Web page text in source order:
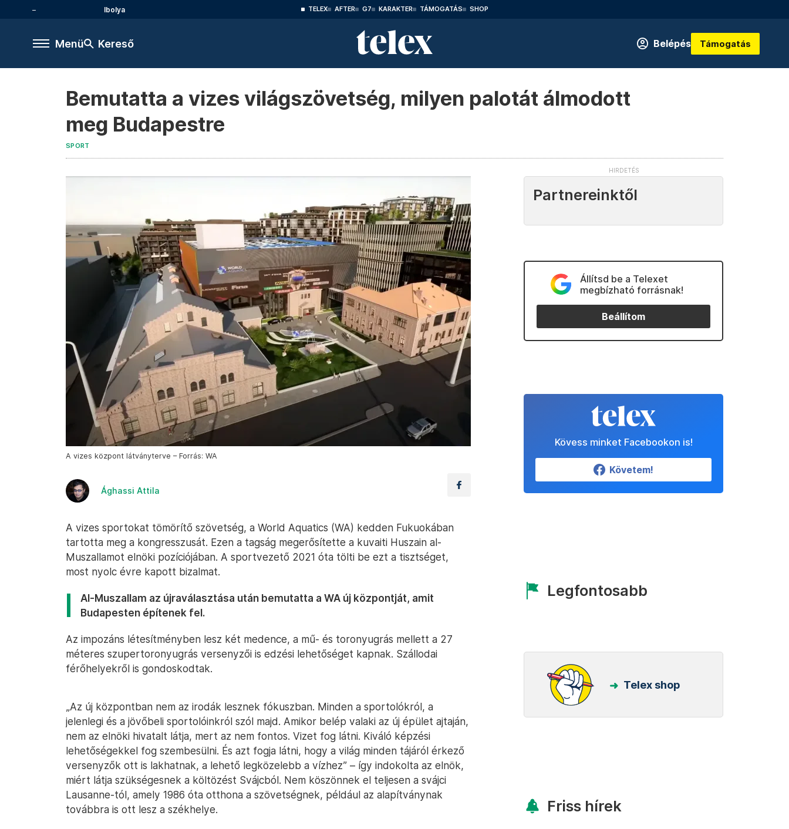
Ibolya TELEX AFTER G7 KARAKTER TÁMOGATÁS SHOP
Menü Kereső Belépés Támogatás
Bemutatta a vizes világszövetség, milyen palotát álmodott
meg Budapestre
SPORT
A vizes központ látványterve – Forrás: WA
Ághassi Attila
A vizes sportokat tömörítő szövetség, a World Aquatics (WA) kedden Fukuokában
tartotta meg a kongresszusát. Ezen a tagság megerősítette a kuvaiti Huszain al-
Muszallamot elnöki pozíciójában. A sportvezető 2021 óta tölti be ezt a tisztséget,
most nyolc évre kapott bizalmat.
Al-Muszallam az újraválasztása után bemutatta a WA új központját, amit
Budapesten építenek fel.
Az impozáns létesítményben lesz két medence, a mű- és toronyugrás mellett a 27
méteres szupertoronyugrás versenyzői is edzési lehetőséget kapnak. Szállodai
férőhelyekről is gondoskodtak.
„Az új központban nem az irodák lesznek fókuszban. Minden a sportolókról, a
jelenlegi és a jövőbeli sportolóinkról szól majd. Amikor belép valaki az új épület ajtaján,
nem az elnöki hivatalt látja, mert az nem fontos. Vizet fog látni. Kiváló képzési
lehetőségekkel fog szembesülni. És azt fogja látni, hogy a világ minden tájáról érkező
versenyzők ott is lakhatnak, a lehető legközelebb a vízhez” – így indokolta az elnök,
miért látja szükségesnek a költözést Svájcból. Nem köszönnek el teljesen a svájci
Lausanne-tól, amely 1986 óta otthona a szövetségnek, például az alapítványnak
továbbra is ott lesz a székhelye.
Partnereinktől
Állítsd be a Telexet
megbízható forrásnak!
Beállítom
Kövess minket Facebookon is!
Követem!
Legfontosabb
Telex shop
Friss hírek